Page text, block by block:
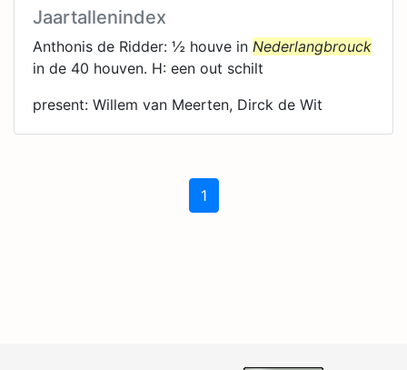
Jaartallenindex
Anthonis de Ridder: ½ houve in Nederlangbrouck
in de 40 houven. H: een out schilt
present: Willem van Meerten, Dirck de Wit
1